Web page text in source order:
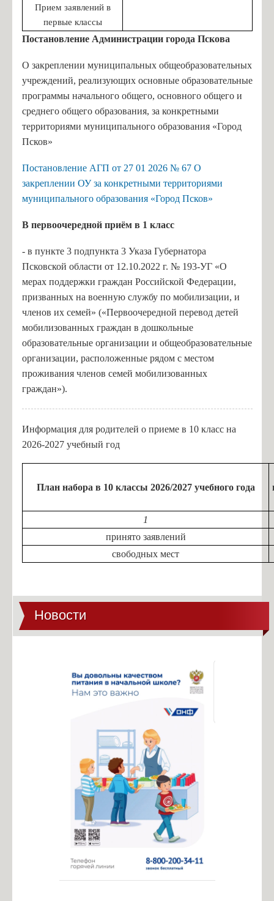
Прием заявлений в
первые классы
Постановление Администрации города Пскова
О закреплении муниципальных общеобразовательных
учреждений, реализующих основные образовательные
программы начального общего, основного общего и
среднего общего образования, за конкретными
территориями муниципального образования «Город
Псков»
Постановление АГП от 27 01 2026 № 67 О
закреплении ОУ за конкретными территориями
муниципального образования «Город Псков»
В первоочередной приём в 1 класс
- в пункте 3 подпункта 3 Указа Губернатора
Псковской области от 12.10.2022 г. № 193-УГ «О
мерах поддержки граждан Российской Федерации,
призванных на военную службу по мобилизации, и
членов их семей» («Первоочередной перевод детей
мобилизованных граждан в дошкольные
образовательные организации и общеобразовательные
организации, расположенные рядом с местом
проживания членов семей мобилизованных
граждан»).
Информация для родителей о приеме в 10 класс на
2026-2027 учебный год
План набора в 10 классы 2026/2027 учебного года
1
принято заявлений
свободных мест
Новости